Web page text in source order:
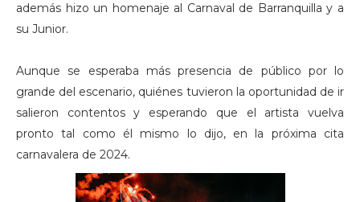
además hizo un homenaje al Carnaval de Barranquilla y a
su Junior.
Aunque se esperaba más presencia de público por lo
grande del escenario, quiénes tuvieron la oportunidad de ir
salieron contentos y esperando que el artista vuelva
pronto tal como él mismo lo dijo, en la próxima cita
carnavalera de 2024.